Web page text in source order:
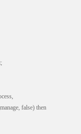
false) then